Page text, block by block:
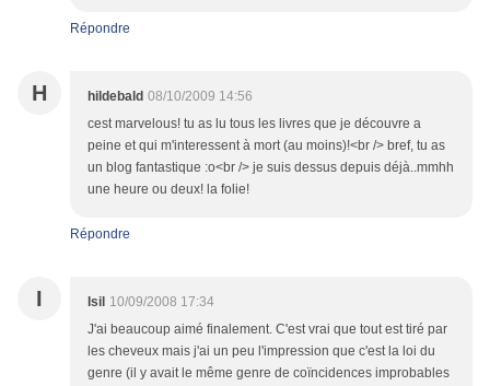
Répondre
H hildebald 08/10/2009 14:56
cest marvelous! tu as lu tous les livres que je découvre a
peine et qui m'interessent à mort (au moins)!<br /> bref, tu as
un blog fantastique :o<br /> je suis dessus depuis déjà..mmhh
une heure ou deux! la folie!
Répondre
I Isil 10/09/2008 17:34
J'ai beaucoup aimé finalement. C'est vrai que tout est tiré par
les cheveux mais j'ai un peu l'impression que c'est la loi du
genre (il y avait le même genre de coïncidences improbables